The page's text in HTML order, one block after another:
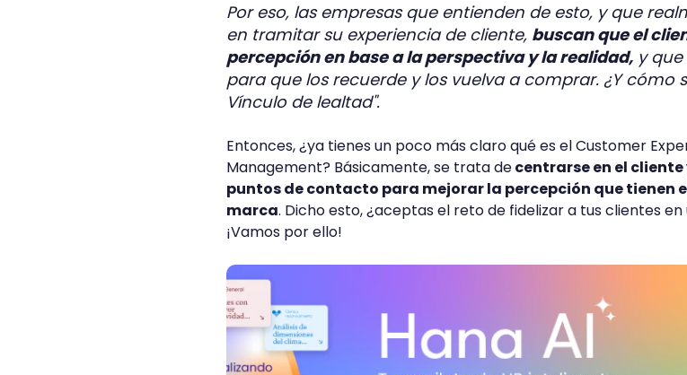
Por eso, las empresas que entienden de esto, y que
en tramitar su experiencia de cliente, buscan que el
percepción en base a la perspectiva y la realidad, y
para que los recuerde y los vuelva a comprar. ¿Y cómo
Vínculo de lealtad".
Entonces, ¿ya tienes un poco más claro qué es el Customer
Management? Básicamente, se trata decentrarse en el
puntos de contacto para mejorar la percepción que tienen
marca. Dicho esto, ¿aceptas el reto de fidelizar a tus clientes
¡Vamos por ello!